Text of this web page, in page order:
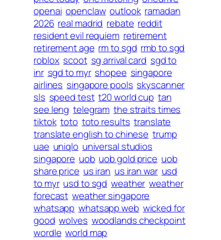
openai openclaw outlook ramadan
2026 real madrid rebate reddit
resident evil requiem retirement
retirement age rm to sgd rmb to sgd
roblox scoot sg arrival card sgd to
inr sgd to myr shopee singapore
airlines singapore pools skyscanner
sls speed test t20 world cup tan
see leng telegram the straits times
tiktok toto toto results translate
translate english to chinese trump
uae uniqlo universal studios
singapore uob uob gold price uob
share price us iran us iran war usd
to myr usd to sgd weather weather
forecast weather singapore
whatsapp whatsapp web wicked for
good wolves woodlands checkpoint
wordle world map